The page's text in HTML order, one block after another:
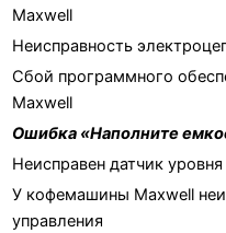
Maxwell
Неисправность
Сбой программного
Maxwell
Ошибка «Наполните
Неисправен датчик
У кофемашины Maxwell
управления